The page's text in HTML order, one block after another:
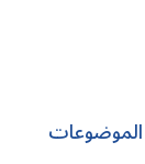
الموضوعات